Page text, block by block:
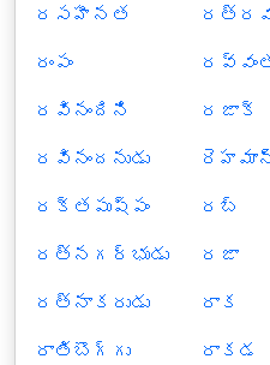
రసహీనత
రంపం
రవినందిని
రవినందనుడు
రక్తపుష్పం
రత్నగర్భుడు
రత్నాకరుడు
రాతిబొగ్గు
రజాక్
రబ్
రజా
రాక
రాకడ